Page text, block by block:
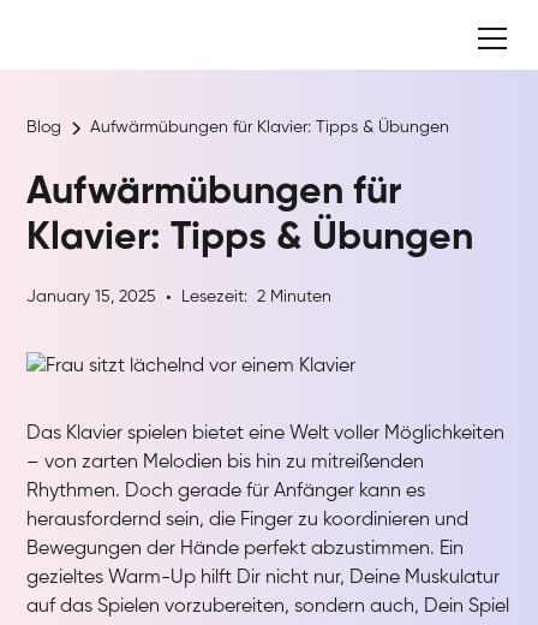
Blog Aufwärmübungen für Klavier: Tipps & Übungen
Aufwärmübungen für
Klavier: Tipps & Übungen
January 15, 2025 • Lesezeit:2 Minuten
Das Klavier spielen bietet eine Welt voller Möglichkeiten
– von zarten Melodien bis hin zu mitreißenden
Rhythmen. Doch gerade für Anfänger kann es
herausfordernd sein, die Finger zu koordinieren und
Bewegungen der Hände perfekt abzustimmen. Ein
gezieltes Warm-Up hilft Dir nicht nur, Deine Muskulatur
auf das Spielen vorzubereiten, sondern auch, Dein Spiel